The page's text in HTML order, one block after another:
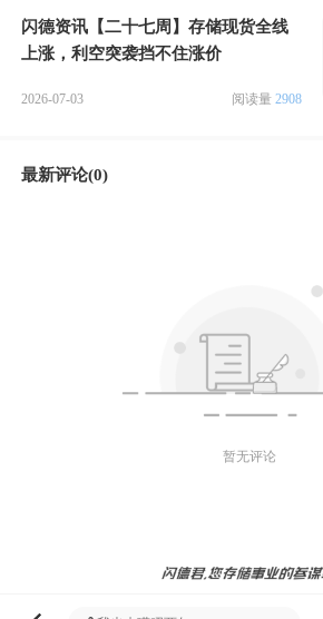
闪德资讯【二十七周】存储现货全线
上涨，利空突袭挡不住涨价
2026-07-03 阅读量 2908
最新评论(0)
暂无评论